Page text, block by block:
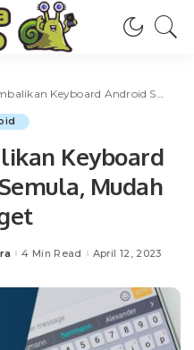
Android Seperti Semula, Mudah Banget
Keyboard
Mudah
4 Min Read April 12, 2023